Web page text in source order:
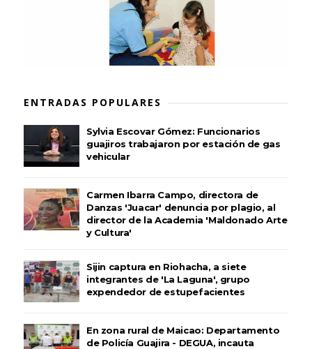
ENTRADAS POPULARES
Sylvia Escovar Gómez: Funcionarios
guajiros trabajaron por estación de gas
vehicular
Carmen Ibarra Campo, directora de
Danzas 'Juacar' denuncia por plagio, al
director de la Academia 'Maldonado Arte
y Cultura'
Sijin captura en Riohacha, a siete
integrantes de 'La Laguna', grupo
expendedor de estupefacientes
En zona rural de Maicao: Departamento
de Policía Guajira - DEGUA, incauta